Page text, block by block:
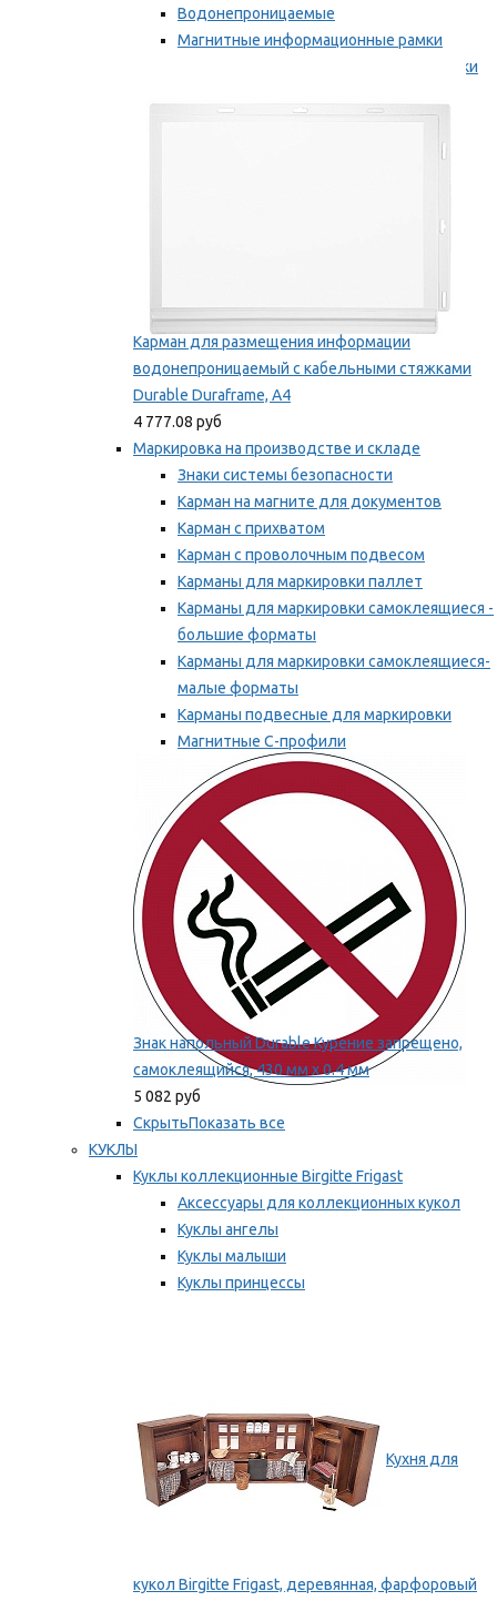
Водонепроницаемые
Магнитные информационные рамки
Самоклеящиеся информационные рамки
Карман для размещения информации
водонепроницаемый с кабельными стяжками
Durable Duraframe, А4
4 777.08 руб
Маркировка на производстве и складе
Знаки системы безопасности
Карман на магните для документов
Карман с прихватом
Карман с проволочным подвесом
Карманы для маркировки паллет
Карманы для маркировки самоклеящиеся -
большие форматы
Карманы для маркировки самоклеящиеся-
малые форматы
Карманы подвесные для маркировки
Магнитные С-профили
Напольная маркировка
Мы рекомендуем
Знак напольный Durable Курение запрещено,
самоклеящийся, 430 мм х 0.4 мм
5 082 руб
СкрытьПоказать все
КУКЛЫ
Куклы коллекционные Birgitte Frigast
Аксессуары для коллекционных кукол
Куклы ангелы
Куклы малыши
Куклы принцессы
Кухня для
кукол Birgitte Frigast, деревянная, фарфоровый